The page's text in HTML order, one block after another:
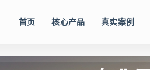
首页 核心产品 真实案例